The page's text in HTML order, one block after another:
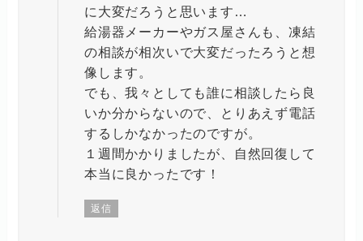
に大変だろうと思います…
給湯器メーカーやガス屋さんも、凍結
の相談が相次いで大変だったろうと想
像します。
でも、我々としても誰に相談したら良
いか分からないので、とりあえず電話
するしかなかったのですが。
１週間かかりましたが、自然回復して
本当に良かったです！
返信